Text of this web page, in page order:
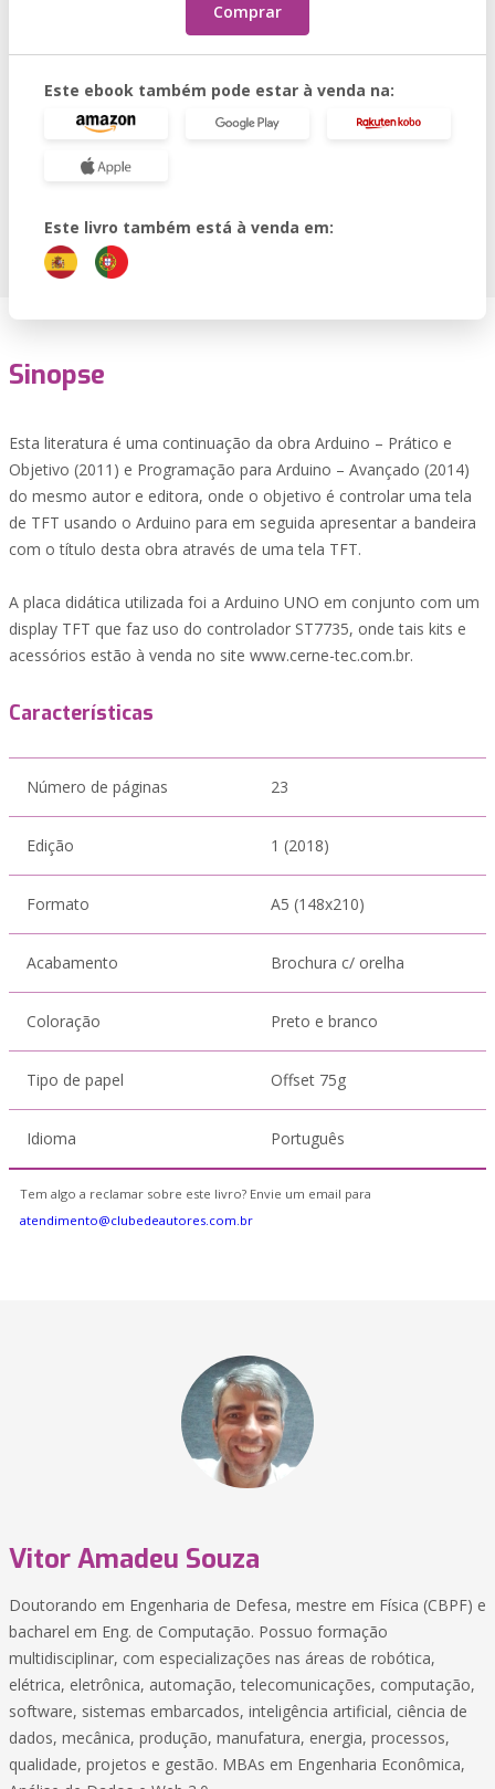
Comprar
Este ebook também pode estar à venda na:
Este livro também está à venda em:
Sinopse
Esta literatura é uma continuação da obra Arduino – Prático e
Objetivo (2011) e Programação para Arduino – Avançado (2014)
do mesmo autor e editora, onde o objetivo é controlar uma tela
de TFT usando o Arduino para em seguida apresentar a bandeira
com o título desta obra através de uma tela TFT.
A placa didática utilizada foi a Arduino UNO em conjunto com um
display TFT que faz uso do controlador ST7735, onde tais kits e
acessórios estão à venda no site www.cerne-tec.com.br.
Características
Número de páginas 23
Edição 1 (2018)
Formato A5 (148x210)
Acabamento Brochura c/ orelha
Coloração Preto e branco
Tipo de papel Offset 75g
Idioma Português
Tem algo a reclamar sobre este livro? Envie um email para
atendimento@clubedeautores.com.br
Vitor Amadeu Souza
Doutorando em Engenharia de Defesa, mestre em Física (CBPF) e
bacharel em Eng. de Computação. Possuo formação
multidisciplinar, com especializações nas áreas de robótica,
elétrica, eletrônica, automação, telecomunicações, computação,
software, sistemas embarcados, inteligência artificial, ciência de
dados, mecânica, produção, manufatura, energia, processos,
qualidade, projetos e gestão. MBAs em Engenharia Econômica,